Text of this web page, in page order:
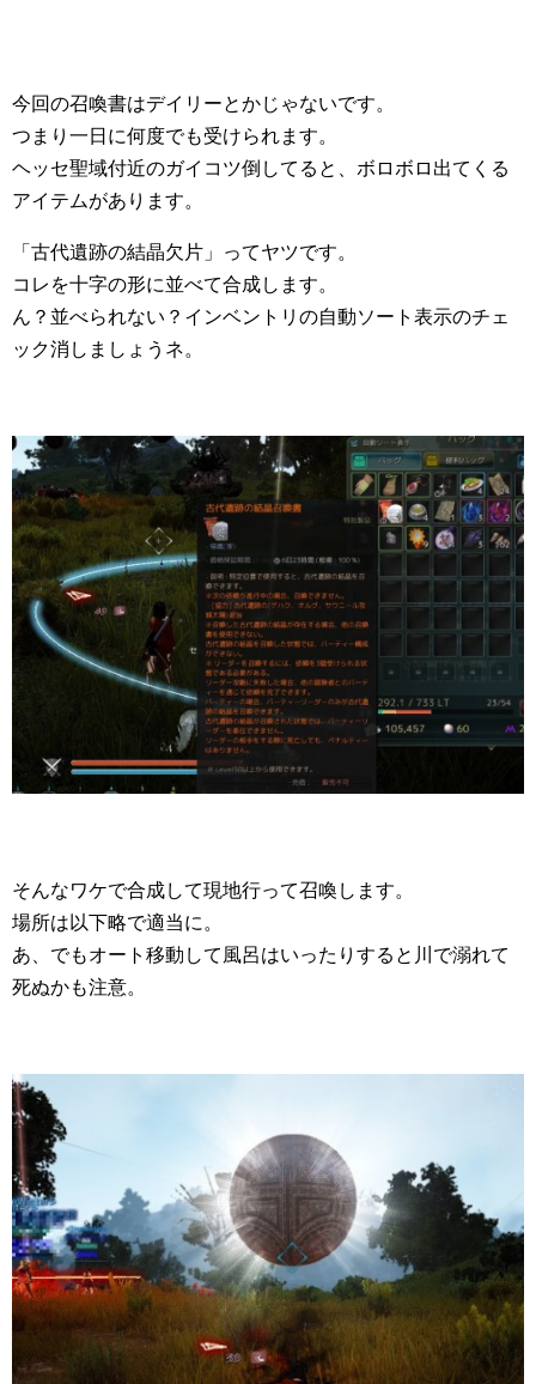
今回の召喚書はデイリーとかじゃないです。
つまり一日に何度でも受けられます。
ヘッセ聖域付近のガイコツ倒してると、ボロボロ出てくる
アイテムがあります。
「古代遺跡の結晶欠片」ってヤツです。
コレを十字の形に並べて合成します。
ん？並べられない？インベントリの自動ソート表示のチェ
ック消しましょうネ。
そんなワケで合成して現地行って召喚します。
場所は以下略で適当に。
あ、でもオート移動して風呂はいったりすると川で溺れて
死ぬかも注意。